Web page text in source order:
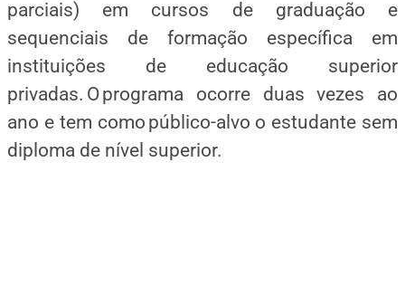
parciais) em cursos de graduação e
sequenciais de formação específica em
instituições de educação superior
privadas. O programa ocorre duas vezes ao
ano e tem como público-alvo o estudante sem
diploma de nível superior.